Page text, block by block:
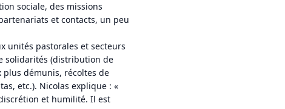
sociale, des missions
et contacts, un peu
unités pastorales et secteurs
solidarités (distribution de
plus démunis, récoltes de
etc.). Nicolas explique : «
et humilité. Il est